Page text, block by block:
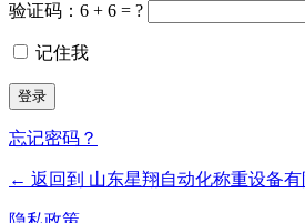
验证码：6 + 6 = ?
记住我
忘记密码？
← 返回到 山东星翔自动化称重设备有